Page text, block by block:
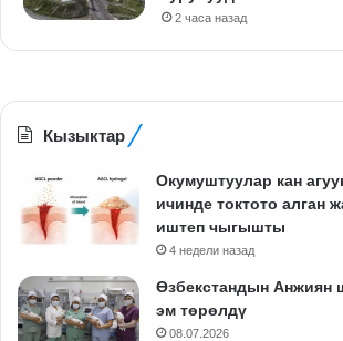
2 часа назад
Кызыктар
Окумуштуулар кан
ичинде токтото алган
иштеп чыгышты
4 недели назад
Өзбекстандын Анжиян
эм төрөлдү
08.07.2026